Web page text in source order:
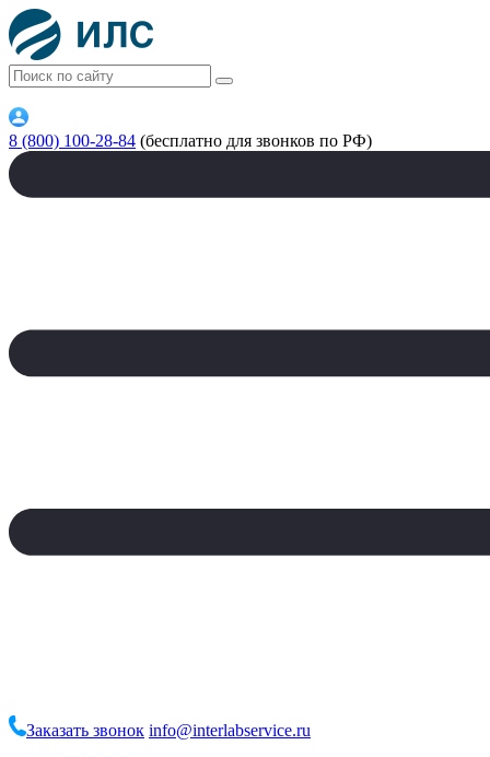
8 (800) 100-28-84 (бесплатно для звонков по РФ)
Заказать звонок info@interlabservice.ru